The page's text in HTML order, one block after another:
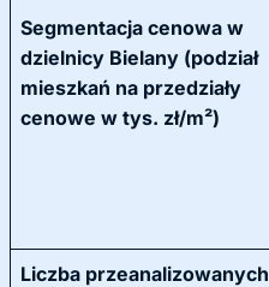
Segmentacja cenowa w
dzielnicy Bielany (podział
mieszkań na przedziały
cenowe w tys. zł/m²)
Liczba przeanalizowanych